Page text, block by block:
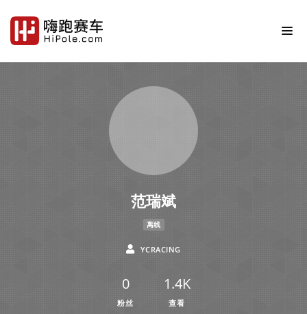
范瑞斌
离线
YCRACING
0
粉丝
1.4K
查看